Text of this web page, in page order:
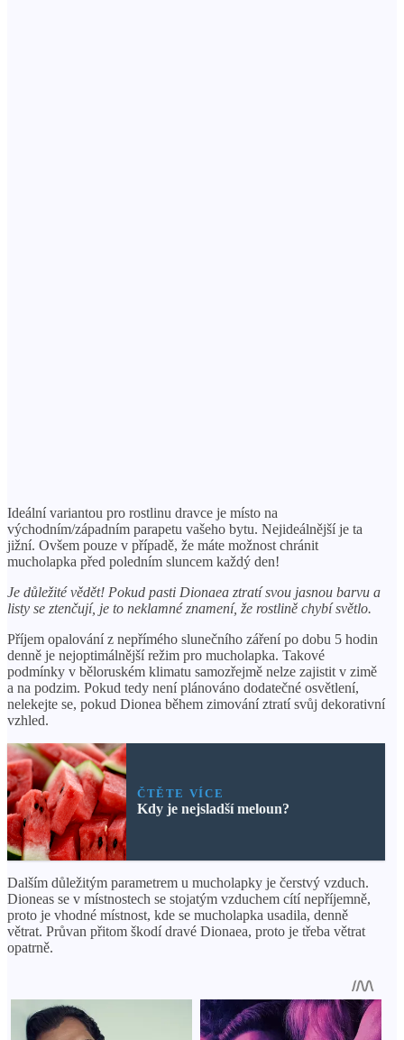
Ideální variantou pro rostlinu dravce je místo na
východním/západním parapetu vašeho bytu. Nejideálnější je ta
jižní. Ovšem pouze v případě, že máte možnost chránit
mucholapka před poledním sluncem každý den!
Je důležité vědět! Pokud pasti Dionaea ztratí svou jasnou barvu a
listy se ztenčují, je to neklamné znamení, že rostlině chybí světlo.
Příjem opalování z nepřímého slunečního záření po dobu 5 hodin
denně je nejoptimálnější režim pro mucholapka. Takové
podmínky v běloruském klimatu samozřejmě nelze zajistit v zimě
a na podzim. Pokud tedy není plánováno dodatečné osvětlení,
nelekejte se, pokud Dionea během zimování ztratí svůj dekorativní
vzhled.
ČTĚTE VÍCE
Kdy je nejsladší meloun?
Dalším důležitým parametrem u mucholapky je čerstvý vzduch.
Dioneas se v místnostech se stojatým vzduchem cítí nepříjemně,
proto je vhodné místnost, kde se mucholapka usadila, denně
větrat. Průvan přitom škodí dravé Dionaea, proto je třeba větrat
opatrně.